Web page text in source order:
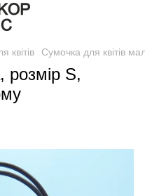
квітів Сумочка для квітів
S,